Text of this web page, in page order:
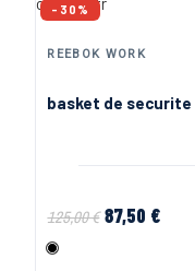
REEBOK WORK
basket de
125,00 € 87,50 €
Noir
-30%